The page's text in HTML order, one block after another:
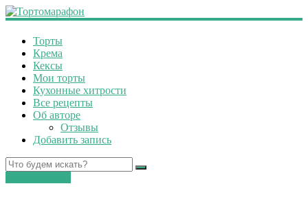
Торты
Крема
Кексы
Мои торты
Кухонные хитрости
Все рецепты
Об авторе
Отзывы
Добавить запись